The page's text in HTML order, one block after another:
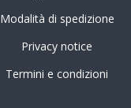
Modalità di spedizione
Privacy notice
Termini e condizioni